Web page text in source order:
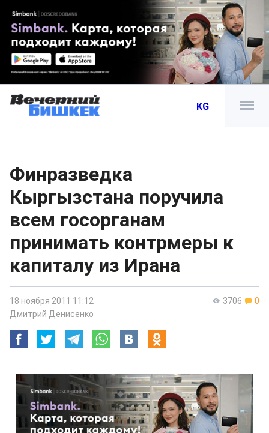
KG
Финразведка
Кыргызстана поручила
всем госорганам
принимать контрмеры к
капиталу из Ирана
3706 0
18 ноября 2011 11:12
Дмитрий Денисенко